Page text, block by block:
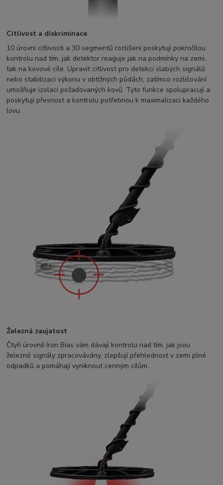
Citlivost a diskriminace
10 úrovní citlivosti a 30 segmentů rozlišení poskytují pokročilou
kontrolu nad tím, jak detektor reaguje jak na podmínky na zemi,
tak na kovové cíle. Upravit citlivost pro detekci slabých signálů
nebo stabilizaci výkonu v obtížných půdách, zatímco rozlišování
umožňuje izolaci požadovaných kovů. Tyto funkce spolupracují a
poskytují přesnost a kontrolu potřebnou k maximalizaci každého
lovu.
Železná zaujatost
Čtyři úrovně Iron Bias vám dávají kontrolu nad tím, jak jsou
železné signály zpracovávány, zlepšují přehlednost v zemi plné
odpadků a pomáhají vyniknout cenným cílům.